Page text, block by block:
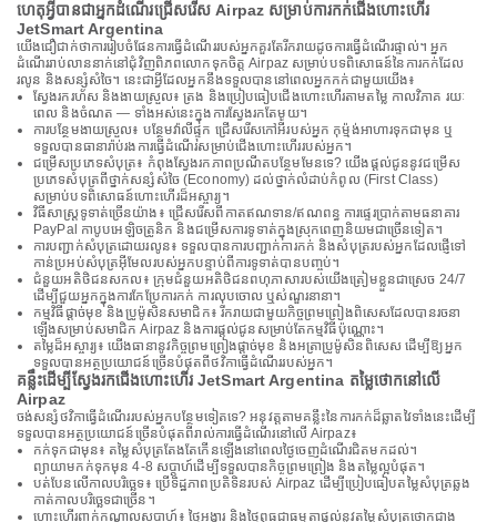
ហេតុអ្វីបានជាអ្នកដំណើរជ្រើសរើស Airpaz សម្រាប់ការកក់ជើងហោះហើរ
JetSmart Argentina
យើងជឿជាក់ថាការរៀបចំផែនការធ្វើដំណើររបស់អ្នកគួរតែរីករាយដូចការធ្វើដំណើរផ្ទាល់។ អ្នក
ដំណើររាប់លាននាក់នៅជុំវិញពិភពលោកទុកចិត្ត Airpaz សម្រាប់បទពិសោធន៍នៃការកក់ដែល
រលូន និងសន្សំសំចៃ។ នេះជាអ្វីដែលអ្នកនឹងទទួលបាននៅពេលអ្នកកក់ជាមួយយើង៖
ស្វែងរករហ័ស និងងាយស្រួល៖ ត្រង និងប្រៀបធៀបជើងហោះហើរតាមតម្លៃ កាលវិភាគ រយៈ
ពេល និងចំណត — ទាំងអស់នេះក្នុងការស្វែងរកតែមួយ។
ការបន្ថែមងាយស្រួល៖ បន្ថែមវ៉ាលីផ្ទុក ជ្រើសរើសកៅអីរបស់អ្នក កុម្ម៉ង់អាហារទុកជាមុន ឬ
ទទួលបានធានារ៉ាប់រងការធ្វើដំណើរសម្រាប់ជើងហោះហើររបស់អ្នក។
ជម្រើសប្រភេទសំបុត្រ៖ កំពុងស្វែងរកភាពប្រណីតបន្ថែមមែនទេ? យើងផ្តល់ជូននូវជម្រើស
ប្រភេទសំបុត្រពីថ្នាក់សន្សំសំចៃ (Economy) ដល់ថ្នាក់លំដាប់កំពូល (First Class)
សម្រាប់បទពិសោធន៍ហោះហើរដ៏អស្ចារ្យ។
វិធីសាស្រ្តទូទាត់ច្រើនយ៉ាង៖ ជ្រើសរើសពីកាតឥណទាន/ឥណពន្ធ ការផ្ទេរប្រាក់តាមធនាគារ
PayPal កាបូបអេឡិចត្រូនិក និងជម្រើសការទូទាត់ក្នុងស្រុកពេញនិយមជាច្រើនទៀត។
ការបញ្ជាក់សំបុត្រដោយរលូន៖ ទទួលបានការបញ្ជាក់ការកក់ និងសំបុត្ររបស់អ្នកដែលផ្ញើទៅ
កាន់ប្រអប់សំបុត្រអ៊ីមែលរបស់អ្នកបន្ទាប់ពីការទូទាត់បានបញ្ចប់។
ជំនួយអតិថិជនសកល៖ ក្រុមជំនួយអតិថិជនពហុភាសារបស់យើងត្រៀមខ្លួនជាស្រេច 24/7
ដើម្បីជួយអ្នកក្នុងការកែប្រែការកក់ ការលុបចោល ឬសំណួរនានា។
កម្មវិធីផ្តាច់មុខ និងប្រូម៉ូសិនសមាជិក៖ រីករាយជាមួយកិច្ចព្រមព្រៀងពិសេសដែលបានរចនា
ឡើងសម្រាប់សមាជិក Airpaz និងការផ្តល់ជូនសម្រាប់តែកម្មវិធីប៉ុណ្ណោះ។
តម្លៃដ៏អស្ចារ្យ៖ យើងធានានូវកិច្ចព្រមព្រៀងផ្តាច់មុខ និងអត្រាប្រូម៉ូសិនពិសេស ដើម្បីឱ្យអ្នក
ទទួលបានអត្ថប្រយោជន៍ច្រើនបំផុតពីថវិកាធ្វើដំណើររបស់អ្នក។
គន្លឹះដើម្បីស្វែងរកជើងហោះហើរ JetSmart Argentina តម្លៃថោកនៅលើ
Airpaz
ចង់សន្សំថវិកាធ្វើដំណើររបស់អ្នកបន្ថែមទៀតទេ? អនុវត្តតាមគន្លឹះនៃការកក់ដ៏ឆ្លាតវៃទាំងនេះដើម្បី
ទទួលបានអត្ថប្រយោជន៍ច្រើនបំផុតពីរាល់ការធ្វើដំណើរនៅលើ Airpaz៖
កក់ទុកជាមុន៖ តម្លៃសំបុត្រតែងតែកើនឡើងនៅពេលថ្ងៃចេញដំណើរជិតមកដល់។
ព្យាយាមកក់ទុកមុន 4-8 សប្តាហ៍ដើម្បីទទួលបានកិច្ចព្រមព្រៀង និងតម្លៃល្អបំផុត។
បត់បែនលើកាលបរិច្ឆេទ៖ ប្រើទិដ្ឋភាពប្រតិទិនរបស់ Airpaz ដើម្បីប្រៀបធៀបតម្លៃសំបុត្រឆ្លង
កាត់កាលបរិច្ឆេទជាច្រើន។
ហោះហើរពាក់កណ្តាលសប្តាហ៍៖ ថ្ងៃអង្គារ និងថ្ងៃពុធជាធម្មតាផ្តល់នូវតម្លៃសំបុត្រថោកជាង